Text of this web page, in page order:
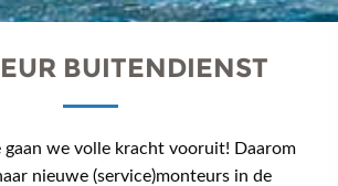
BUITENDIENST
we volle kracht vooruit! Daarom
nieuwe (service)monteurs in de